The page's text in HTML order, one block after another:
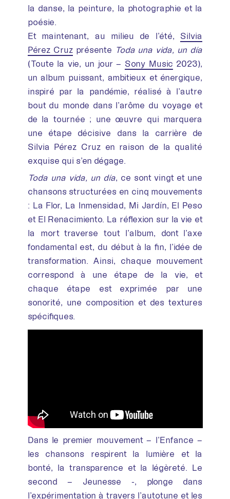
la danse, la peinture, la photographie et la
poésie.
Et maintenant, au milieu de l’été, Silvia
Pérez Cruzprésente Toda una vida, un día
(Toute la vie, un jour – Sony Music 2023),
un album puissant, ambitieux et énergique,
inspiré par la pandémie, réalisé à l’autre
bout du monde dans l’arôme du voyage et
de la tournée ; une œuvre qui marquera
une étape décisive dans la carrière de
Silvia Pérez Cruz en raison de la qualité
exquise qui s’en dégage.
Toda una vida, un día, ce sont vingt et une
chansons structurées en cinq mouvements
: La Flor, La Inmensidad, Mi Jardín, El Peso
et El Renacimiento. La réflexion sur la vie et
la mort traverse tout l’album, dont l’axe
fondamental est, du début à la fin, l’idée de
transformation. Ainsi, chaque mouvement
correspond à une étape de la vie, et
chaque étape est exprimée par une
sonorité, une composition et des textures
spécifiques.
Dans le premier mouvement – l’Enfance –
les chansons respirent la lumière et la
bonté, la transparence et la légèreté. Le
second – Jeunesse -, plonge dans
l’expérimentation à travers l’autotune et les